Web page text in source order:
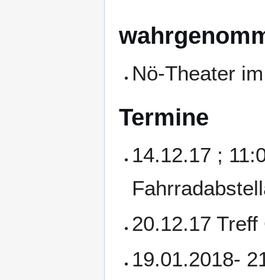
Nö-Theater
Termine
14.12.17 ;
20.12.17
19.01.2018-